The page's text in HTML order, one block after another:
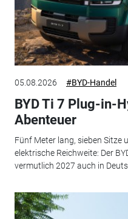
05.08.2026 #BYD-Handel
BYD Ti 7 Plug-in-
Abenteuer
Fünf Meter lang, sieben Sitze
elektrische Reichweite: Der
vermutlich 2027 auch in